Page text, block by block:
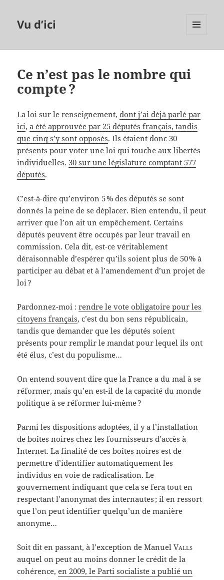
Vu d’ici
Ce n’est pas le nombre qui
compte ?
La loi sur le renseignement,dont j’ai déjà parlé par
ici,a été approuvée par 25 députés français, tandis
que cinq s’y sont opposés. Ils étaient donc 30
présents pour voter une loi qui touche aux libertés
individuelles. 30 sur une législature comptant 577
députés.
C’est-à-dire qu’environ 5 % des députés se sont
donnés la peine de se déplacer. Bien entendu, il peut
arriver que l’on ait un empêchement. Certains
députés peuvent être occupés par leur travail en
commission. Cela dit, est-ce véritablement
déraisonnable d’espérer qu’ils soient plus de 50 % à
participer au débat et à l’amendement d’un projet de
loi ?
Pardonnez-moi :rendre le vote obligatoire pour les
citoyens français, c’est du bon sens républicain,
tandis que demander que les députés soient
présents pour remplir le mandat pour lequel ils ont
été élus, c’est du populisme…
On entend souvent dire que la France a du mal à se
réformer, mais qu’en est-il de la capacité du monde
politique à se réformer lui-même ?
Parmi les dispositions adoptées, il y a l’installation
de boîtes noires chez les fournisseurs d’accès à
Internet. La finalité de ces boîtes noires est de
permettre d’identifier automatiquement les
individus en voie de radicalisation. Le
gouvernement indiquant que cela se fera tout en
respectant l’anonymat des internautes ; il en ressort
que l’on peut identifier quelqu’un de manière
anonyme…
Soit dit en passant, à l’exception de ManuelValls
auquel on peut au moins donner le crédit de la
cohérence,en 2009, le Parti socialiste a publié un